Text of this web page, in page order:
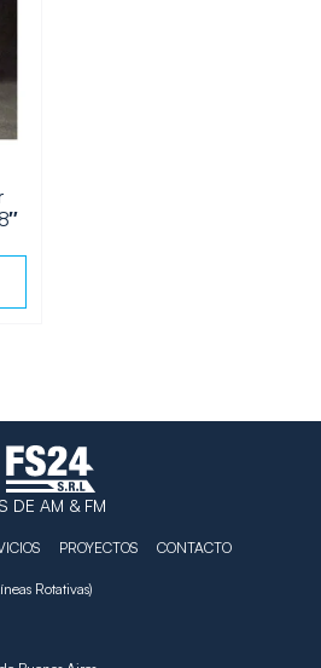
DE AM & FM
PROYECTOS CONTACTO
Rotativas)